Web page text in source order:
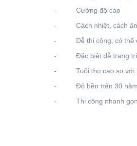
- Cường độ cao
- Cách nhiệt, cách
- Dễ thi công, có thể
- Đặc biệt dễ trang trí bề
- Tuổi thọ cao so với
- Độ bền trên 30 năm
- Thi công nhanh gọn